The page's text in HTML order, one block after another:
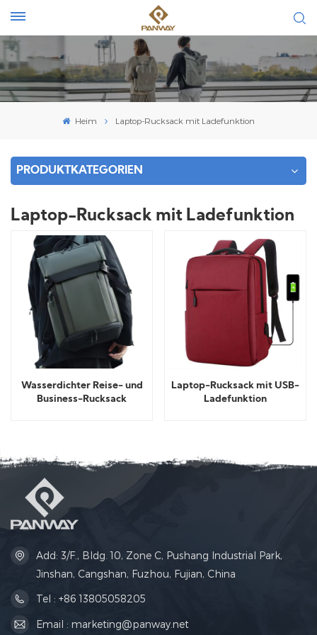
Heim Laptop-Rucksack mit Ladefunktion
PRODUKTKATEGORIEN
Laptop-Rucksack mit Ladefunktion
Wasserdichter Reise- und
Business-Rucksack
Laptop-Rucksack mit USB-
Ladefunktion
Add: 3/F., Bldg. 10, Zone C, Pushang Industrial Park,
Jinshan, Cangshan, Fuzhou, Fujian, China
Tel : +86 13805058205
Email : marketing@panway.net